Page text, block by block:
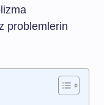
problemlerin